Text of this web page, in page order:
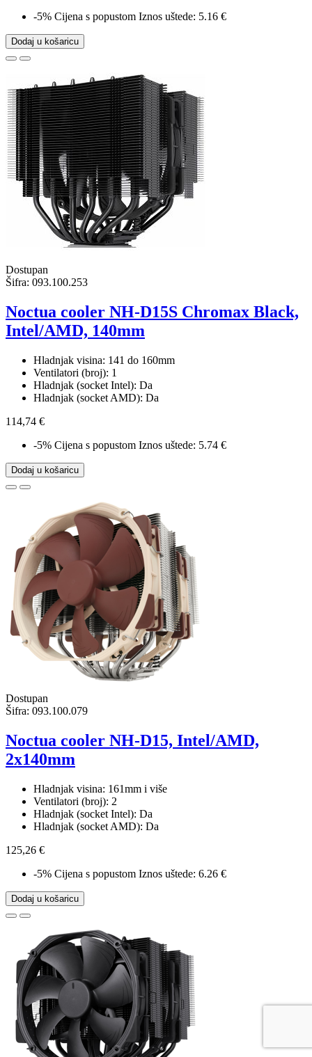
-5% Cijena s popustom Iznos uštede: 5.16 €
Dodaj u košaricu
Dostupan
Šifra: 093.100.253
Noctua cooler NH-D15S Chromax Black,
Intel/AMD, 140mm
Hladnjak visina: 141 do 160mm
Ventilatori (broj): 1
Hladnjak (socket Intel): Da
Hladnjak (socket AMD): Da
114,74 €
-5% Cijena s popustom Iznos uštede: 5.74 €
Dodaj u košaricu
Dostupan
Šifra: 093.100.079
Noctua cooler NH-D15, Intel/AMD,
2x140mm
Hladnjak visina: 161mm i više
Ventilatori (broj): 2
Hladnjak (socket Intel): Da
Hladnjak (socket AMD): Da
125,26 €
-5% Cijena s popustom Iznos uštede: 6.26 €
Dodaj u košaricu